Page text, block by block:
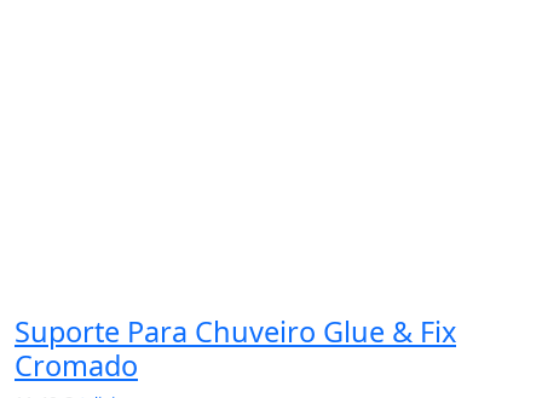
Suporte Para Chuveiro Glue & Fix
Cromado